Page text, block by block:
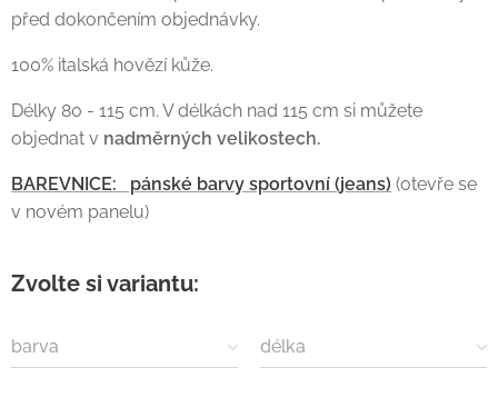
před dokončením objednávky.
100% italská hovězí kůže.
Délky 80 - 115 cm. V délkách nad 115 cm si můžete
objednat v nadměrných velikostech.
BAREVNICE: pánské barvy sportovní (jeans) (otevře se
v novém panelu)
Zvolte si variantu:
barva délka